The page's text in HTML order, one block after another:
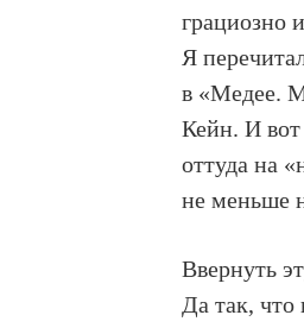
грациозно
Я
в «Медее.
Кейн. И вот
оттуда на
не меньше
Ввернуть
Да так, что